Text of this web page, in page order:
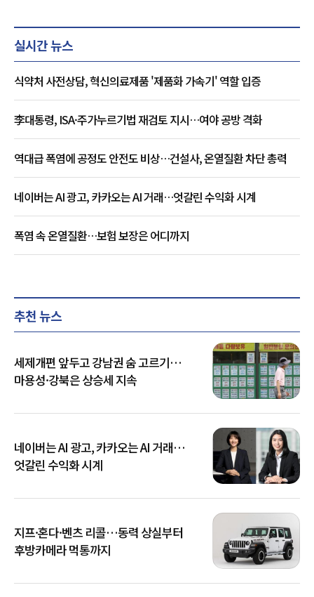
실시간 뉴스
식약처 사전상담, 혁신의료제품 '제품화 가속기' 역할 입증
李대통령, ISA·주가누르기법 재검토 지시…여야 공방 격화
역대급 폭염에 공정도 안전도 비상…건설사, 온열질환 차단 총력
네이버는 AI 광고, 카카오는 AI 거래…엇갈린 수익화 시계
폭염 속 온열질환…보험 보장은 어디까지
추천 뉴스
세제개편 앞두고 강남권 숨 고르기…
마용성·강북은 상승세 지속
네이버는 AI 광고, 카카오는 AI 거래…
엇갈린 수익화 시계
지프·혼다·벤츠 리콜…동력 상실부터
후방카메라 먹통까지